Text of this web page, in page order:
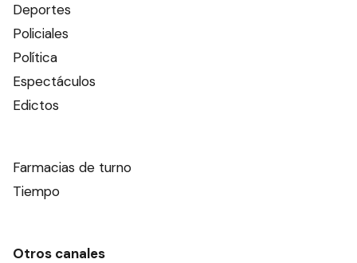
Deportes
Policiales
Política
Espectáculos
Edictos
Farmacias de turno
Tiempo
Otros canales